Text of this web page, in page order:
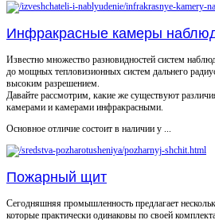
Инфракрасные камеры
Известно множество разновидностей систем
до мощных тепловизионных систем дальнего
высоким разрешением.
Давайте рассмотрим, какие же существуют
камерами и камерами инфракрасными.
Основное отличие состоит в наличии у ...
Пожарный щит
Сегодняшняя промышленность предлагает
которые практически одинаковы по своей